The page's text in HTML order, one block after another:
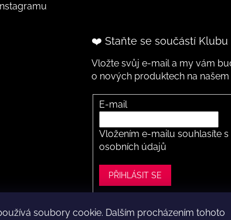
soubory cookie. Dalším procházením tohoto
Instagramu
❤️ Staňte se součástí Klubu
Vložte svůj e-mail a my vám
o nových produktech na
E-mail
Vložením e-mailu souhlasíte s
osobních údajů
PŘIHLÁSIT SE